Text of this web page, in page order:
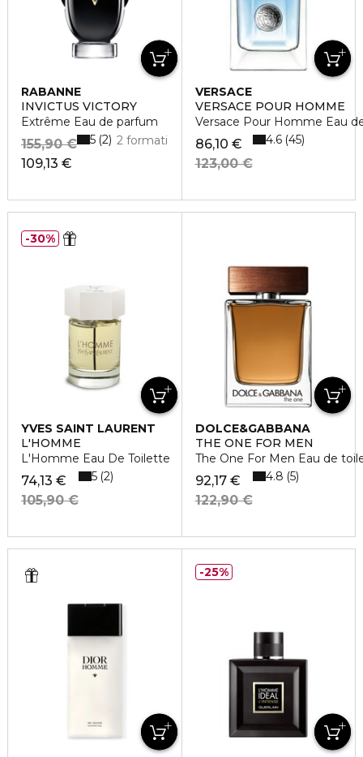
RABANNE
INVICTUS VICTORY
Extrême Eau de parfum
109,13 €
155,90 € 2 formati
5 2
VERSACE
VERSACE POUR HOMME
Versace Pour Homme Eau
86,10 €
123,00 €
4.6 45
YVES SAINT LAURENT
L'HOMME
L'Homme Eau De Toilette
74,13 €
105,90 €
5 2
30%
DOLCE&GABBANA
THE ONE FOR MEN
The One For Men Eau de
92,17 €
122,90 €
4.8 5
25%